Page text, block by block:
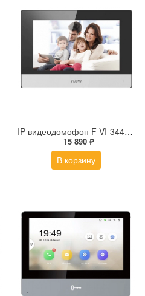
IP видеодомофон F-VI-3442IPE1
15 890 ₽
В корзину